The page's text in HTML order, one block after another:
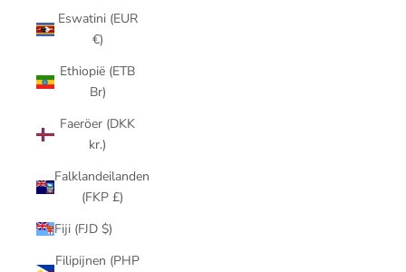
Eswatini (EUR
€)
Ethiopië (ETB
Br)
Faeröer (DKK
kr.)
Falklandeilanden
(FKP £)
Fiji (FJD $)
Filipijnen (PHP